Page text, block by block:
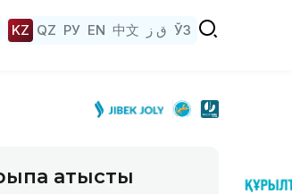
KZ QZ РУ EN 中文 ق ز ЎЗ
қатысты